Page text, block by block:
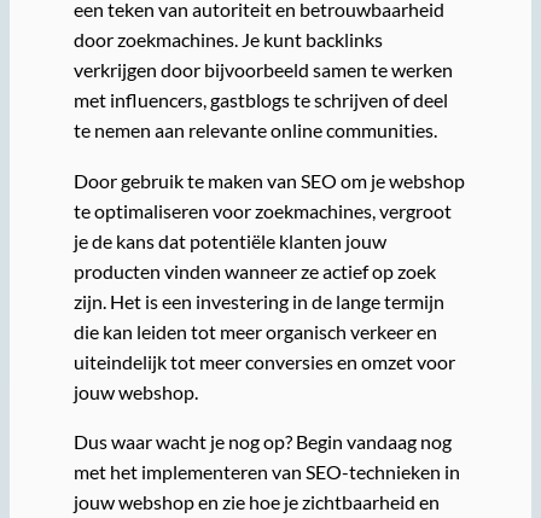
een teken van autoriteit en betrouwbaarheid
door zoekmachines. Je kunt backlinks
verkrijgen door bijvoorbeeld samen te werken
met influencers, gastblogs te schrijven of deel
te nemen aan relevante online communities.
Door gebruik te maken van SEO om je webshop
te optimaliseren voor zoekmachines, vergroot
je de kans dat potentiële klanten jouw
producten vinden wanneer ze actief op zoek
zijn. Het is een investering in de lange termijn
die kan leiden tot meer organisch verkeer en
uiteindelijk tot meer conversies en omzet voor
jouw webshop.
Dus waar wacht je nog op? Begin vandaag nog
met het implementeren van SEO-technieken in
jouw webshop en zie hoe je zichtbaarheid en